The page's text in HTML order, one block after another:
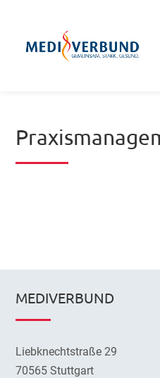
MEDIVERBUND
Liebknechtstraße 29
70565 Stuttgart